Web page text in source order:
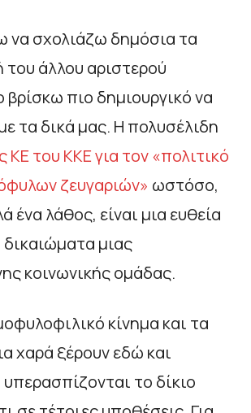
να σχολιάζω δημόσια τα
άλλου αριστερού
πιο δημιουργικό να
τα δικά μας. Η πολυσέλιδη
του ΚΚΕ για τον «πολιτικό
ζευγαριών» ωστόσο,
ένα λάθος, είναι μια ευθεία
μιας
κοινωνικής ομάδας.
κίνημα και τα
χαρά ξέρουν εδώ και
υπερασπίζονται το δίκιο